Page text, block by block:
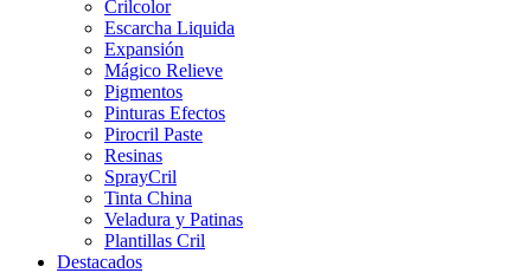
Crilcolor
Escarcha Liquida
Expansión
Mágico Relieve
Pigmentos
Pinturas Efectos
Pirocril Paste
Resinas
SprayCril
Tinta China
Veladura y Patinas
Plantillas Cril
Destacados